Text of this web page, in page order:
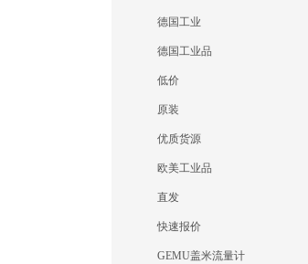
德国工业
德国工业品
低价
原装
优质货源
欧美工业品
直发
快速报价
GEMU盖米流量计